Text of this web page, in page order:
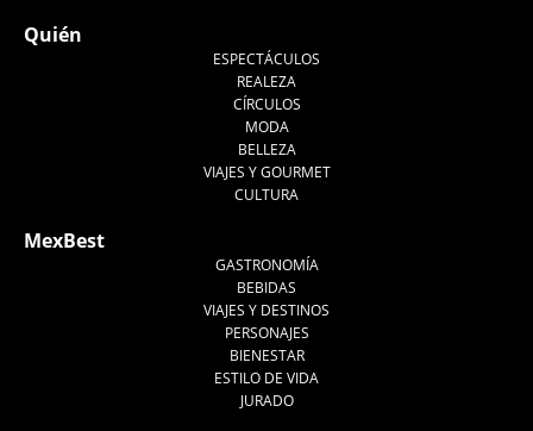
Quién
ESPECTÁCULOS
REALEZA
CÍRCULOS
MODA
BELLEZA
VIAJES Y GOURMET
CULTURA
MexBest
GASTRONOMÍA
BEBIDAS
VIAJES Y DESTINOS
PERSONAJES
BIENESTAR
ESTILO DE VIDA
JURADO